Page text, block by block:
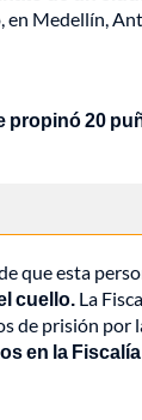
en Medellín,
propinó 20
que esta
cuello. La
de prisión por
en la